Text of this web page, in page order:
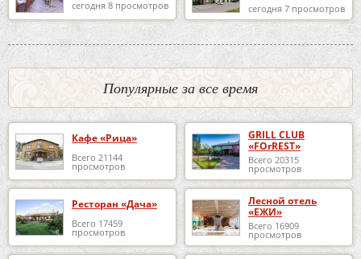
сегодня 8 просмотров сегодня 7 просмотров
Популярные за все время
Кафе «Рица»
Всего 21144
просмотров
GRILL CLUB
«FOrREST»
Всего 20315
просмотров
Ресторан «Дача»
Всего 17459
просмотров
Лесной отель
«ЕЖИ»
Всего 16909
просмотров